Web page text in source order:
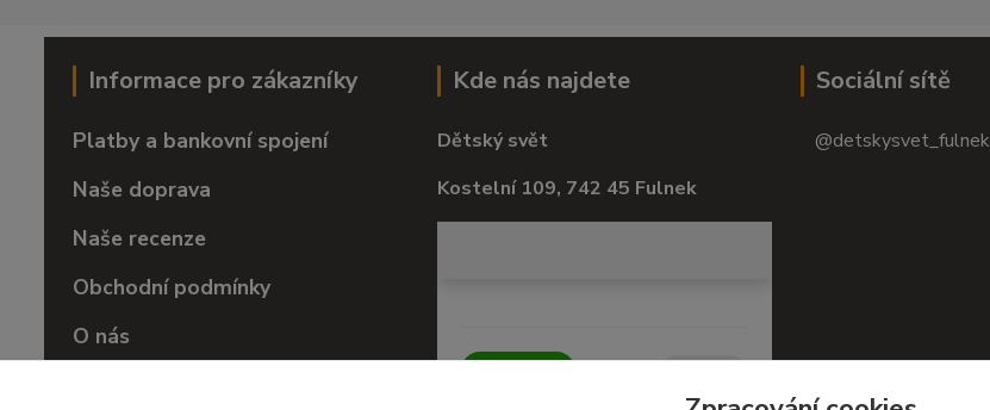
Informace pro zákazníky
Platby a bankovní spojení
Naše doprava
Naše recenze
Obchodní podmínky
O nás
Kde nás najdete
Dětský svět
Kostelní 109, 742 45 Fulnek
Sociální sítě
@detskysvet_fulnek